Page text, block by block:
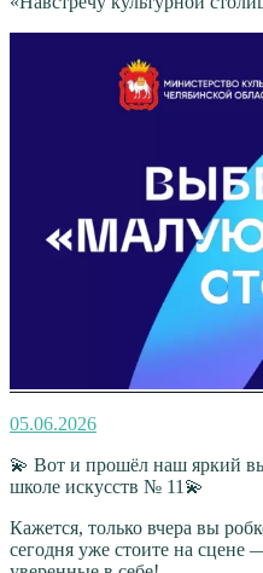
Опубликовано
05.06.2026
💫 Вот и прошёл наш яркий
школе искусств № 11💫
Кажется, только вчера вы
сегодня уже стоите на сцене